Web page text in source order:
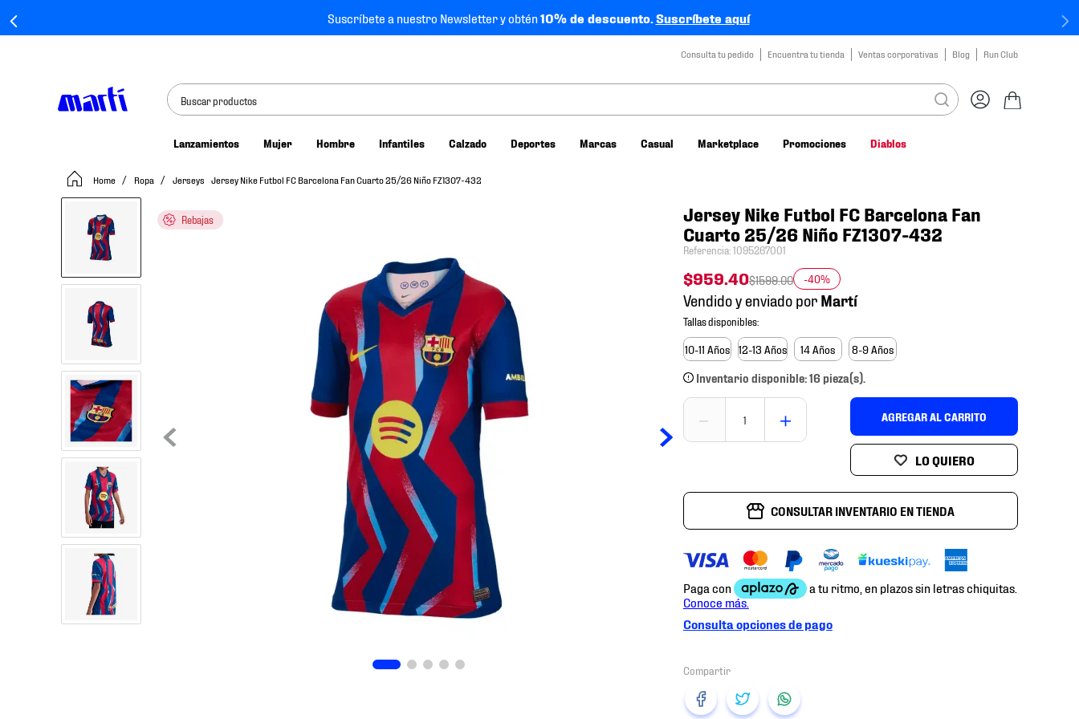
Suscríbete a nuestro Newsletter y obtén10% de descuento.Suscríbete aquí
Consulta tu pedido Encuentra tu tienda Ventas corporativas Blog Run Club
Buscar productos
Lanzamientos Mujer Hombre Infantiles Calzado Deportes Marcas Casual Marketplace Promociones Diablos
Ropa Jerseys Jersey Nike Futbol FC Barcelona Fan Cuarto 25/26 Niño FZ1307-432
Rebajas
Jersey Nike Futbol FC Barcelona Fan
Cuarto 25/26 Niño FZ1307-432
Referencia:1095267001
$959.40$1599.00 -40%
Vendido y enviado por
10-11 Años 12-13 Años 14 Años 8-9 Años
Inventario disponible: 16 pieza(s).
＋
－ AGREGAR AL CARRITO
CONSULTAR INVENTARIO EN TIENDA
Consulta opciones de pago
tenis mujer
tenis hombre
tenis niño
tenis nike